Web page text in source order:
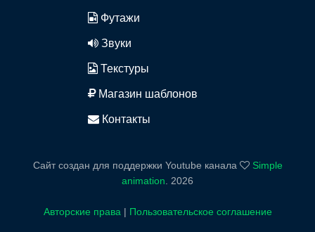
Футажи
Звуки
Текстуры
Магазин шаблонов
Контакты
Сайт создан для поддержки Youtube канала
Simple
animation
2026
Авторские права | Пользовательское соглашение